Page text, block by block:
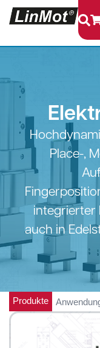
Place-,
integrierter
auch in
Produkte